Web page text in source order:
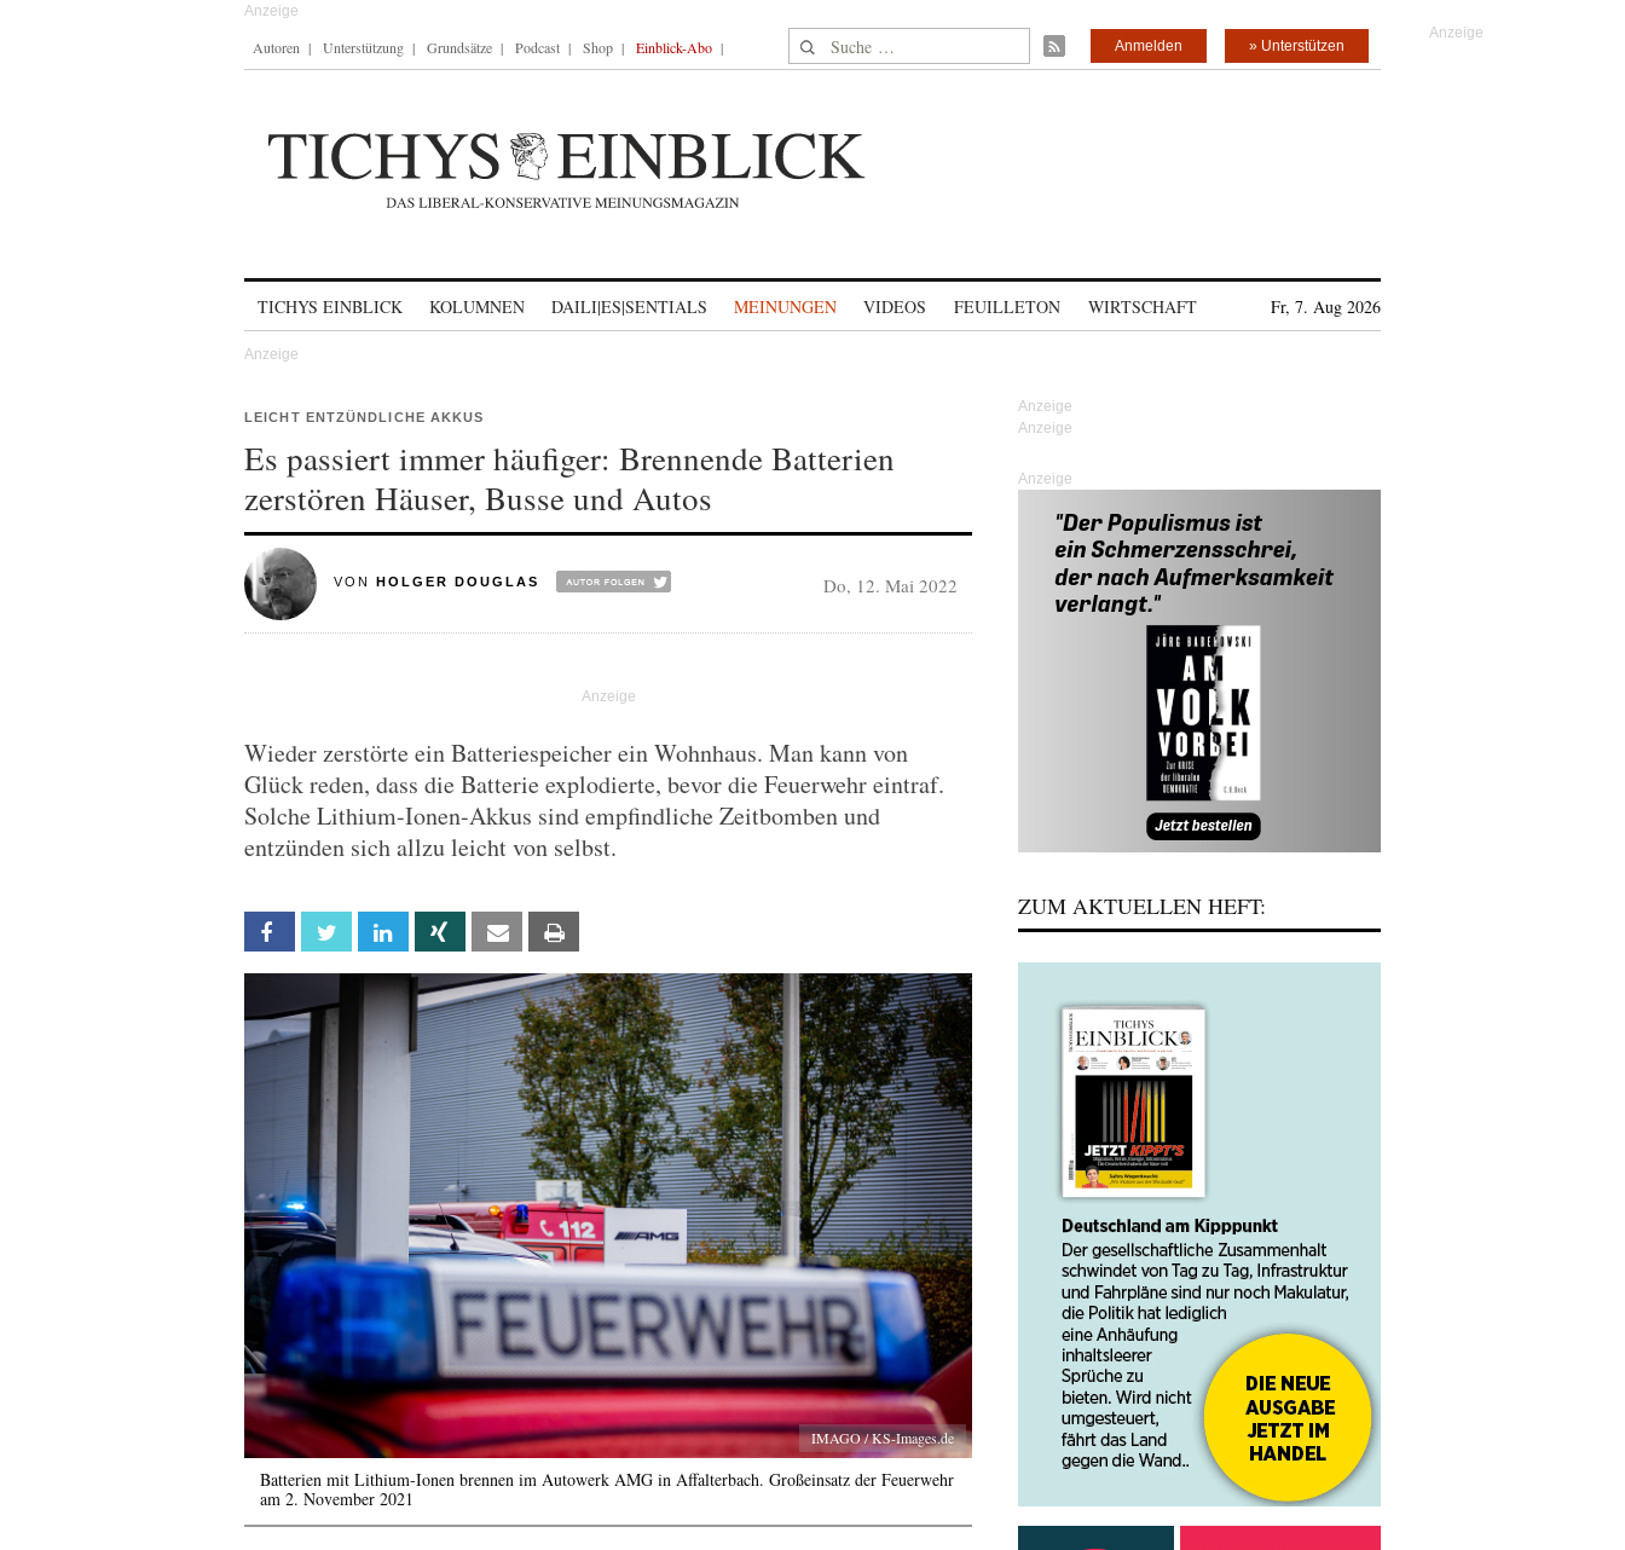
Autoren Unterstützung Grundsätze Podcast Shop Einblick-Abo Suche nach: » Unterstützen
Anmelden
TICHYS EINBLICK KOLUMNEN DAILI|ES|SENTIALS MEINUNGEN VIDEOS FEUILLETON WIRTSCHAFT Fr, 7. Aug 2026
LEICHT ENTZÜNDLICHE AKKUS
Es passiert immer häufiger: Brennende Batterien
zerstören Häuser, Busse und Autos
VON HOLGER DOUGLAS Do, 12. Mai 2022
Wieder zerstörte ein Batteriespeicher ein Wohnhaus. Man kann von
Glück reden, dass die Batterie explodierte, bevor die Feuerwehr eintraf.
Solche Lithium-Ionen-Akkus sind empfindliche Zeitbomben und
entzünden sich allzu leicht von selbst.
Facebook Twitter Linkedin Xing Email
IMAGO / KS-Images.de
Batterien mit Lithium-Ionen brennen im Autowerk AMG in Affalterbach. Großeinsatz der Feuerwehr
am 2. November 2021
Anzeige
ZUM AKTUELLEN HEFT: